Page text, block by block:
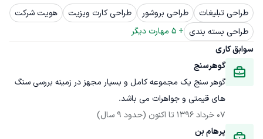
طراحی تبلیغات
طراحی بروشور طراحی کارت ویزیت
هویت شرکت
طراحی بسته بندی +
5 مهارت دیگر
سوابق کاری
گوهرسنج
گوهر سنج یک مجموعه کامل و بسیار مجهز در زمینه بررسی سنگ
های قیمتی و جواهرات می باشد.
07 خرداد 1396
تا اکنون (حدود 9 سال)
پرهام بن